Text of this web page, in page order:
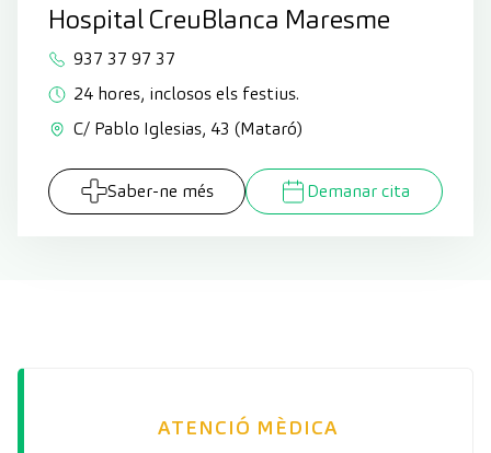
Hospital CreuBlanca Maresme
937 37 97 37
24 hores, inclosos els festius.
C/ Pablo Iglesias, 43 (Mataró)
Saber-ne més Demanar cita
ATENCIÓ MÈDICA